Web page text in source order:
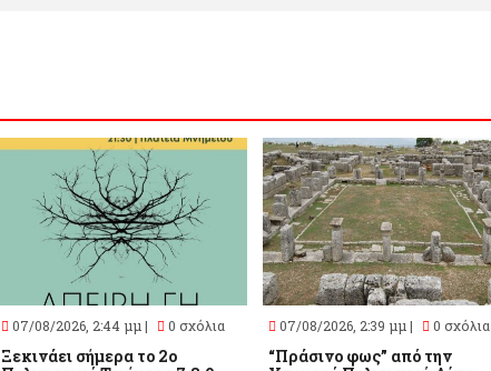
07/08/2026, 2:44 μμ | 0 σχόλια
Ξεκινάει σήμερα το 2ο
07/08/2026, 2:39 μμ | 0 σχόλια
“Πράσινο φως” από την